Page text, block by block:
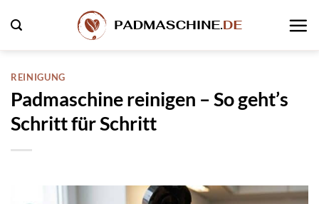
Inhalt
REINIGUNG
Padmaschine reinigen – So geht’s
Schritt für Schritt